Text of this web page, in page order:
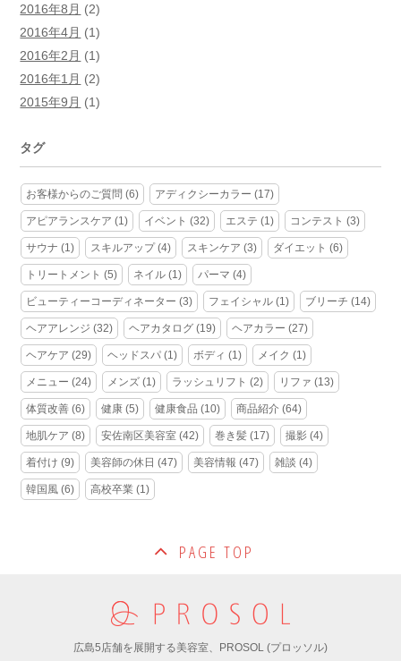
2016年8月 (2)
2016年4月 (1)
2016年2月 (1)
2016年1月 (2)
2015年9月 (1)
タグ
お客様からのご質問 (6) アディクシーカラー (17)
アピアランスケア (1) イベント (32) エステ (1) コンテスト (3)
サウナ (1) スキルアップ(4) スキンケア (3) ダイエット (6)
トリートメント (5) ネイル (1) パーマ (4)
ビューティーコーディネーター (3) フェイシャル (1) ブリーチ (14)
ヘアアレンジ (32) ヘアカタログ (19) ヘアカラー (27)
ヘアケア (29) ヘッドスパ (1) ボディ (1) メイク (1)
メニュー (24) メンズ (1) ラッシュリフト (2) リファ (13)
体質改善 (6) 健康 (5) 健康食品 (10) 商品紹介 (64)
地肌ケア (8) 安佐南区美容室 (42) 巻き髪 (17) 撮影 (4)
着付け (9) 美容師の休日 (47) 美容情報 (47) 雑談 (4)
韓国風 (6) 高校卒業 (1)
広島5店舗を展開する美容室、PROSOL (プロッソル)
PAGE TOP